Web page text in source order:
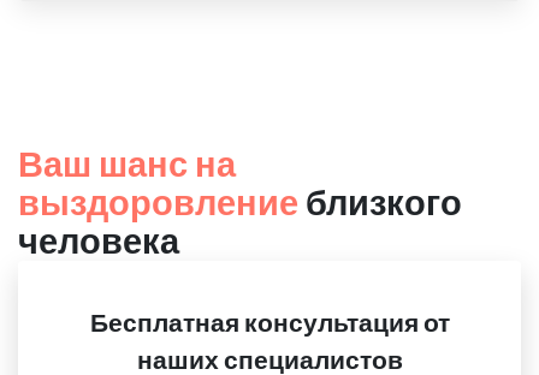
Ваш шанс на
выздоровление близкого
человека
Бесплатная консультация от
наших специалистов